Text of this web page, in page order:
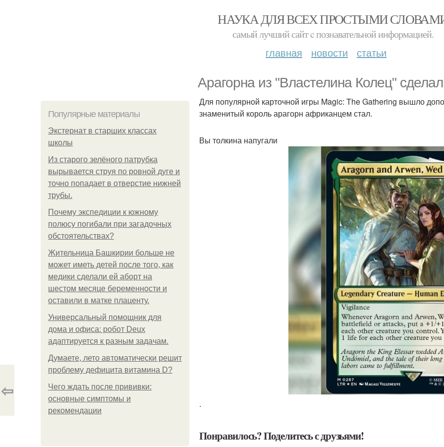
НАУКА ДЛЯ ВСЕХ ПРОСТЫМИ
самый лучший сайт c познавательной информацией.
главная новости статьи
Арагорна из "Властелина Колец"
Популярные материалы
Экстернат в старших классах
школы
Из старого зелёного патрубка
вырывается струя по ровной дуге и
точно попадает в отверстие нижней
трубы.
Почему экспедиции к южному
полюсу погибали при загадочных
обстоятельствах?
Жительница Башкирии больше не
может иметь детей после того, как
медики сделали ей аборт на
шестом месяце беременности и
оставили в матке плаценту.
Универсальный помощник для
дома и офиса: робот Deux
адаптируется к разным задачам.
Думаете, лето автоматически решит
проблему дефицита витамина D?
Чего ждать после прививки:
основные симптомы и
рекомендации
Для популярной карточной игры Magic: The Gathering вышло
знаменитый король арагорн африканцем стал.
Вы толкина напугали
.
Понравилось? Поделитесь с друзьями!
⇦